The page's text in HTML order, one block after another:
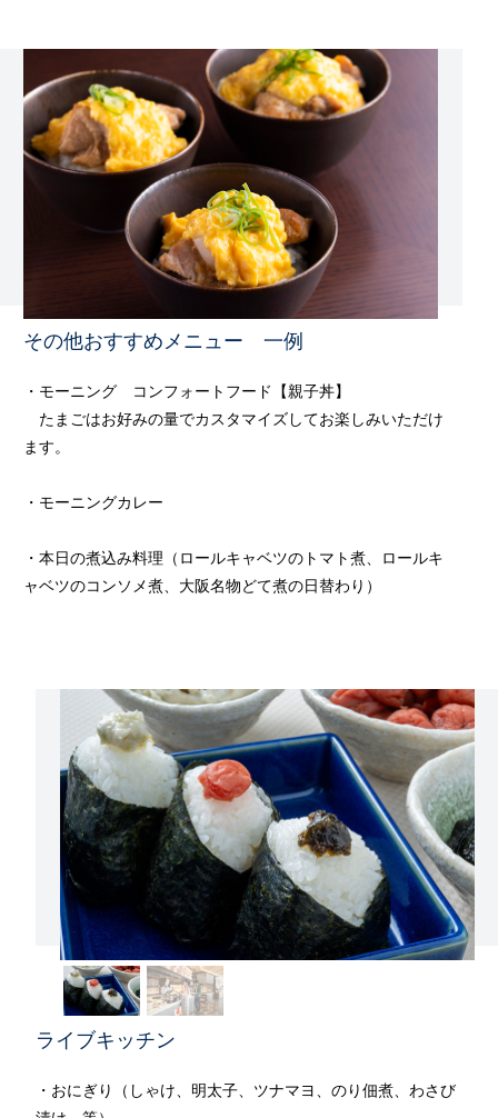
その他おすすめメニュー 一例
・モーニング コンフォートフード【親子丼】
たまごはお好みの量でカスタマイズしてお楽しみいただけ
ます。
・モーニングカレー
・本日の煮込み料理（ロールキャベツのトマト煮、ロールキ
ャベツのコンソメ煮、大阪名物どて煮の日替わり）
ライブキッチン
・おにぎり（しゃけ、明太子、ツナマヨ、のり佃煮、わさび